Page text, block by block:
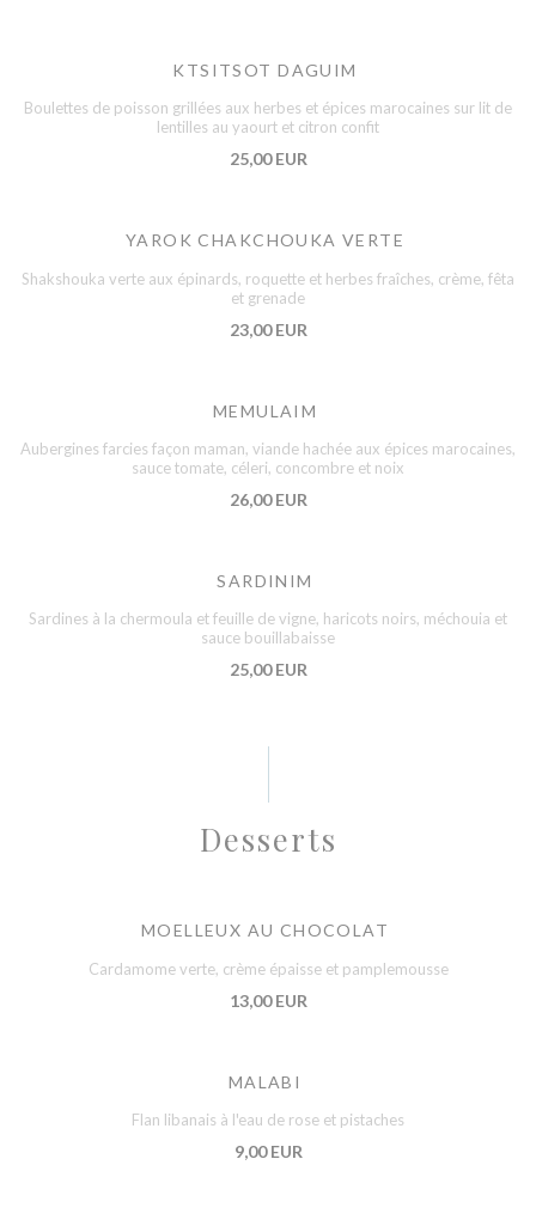
KTSITSOT DAGUIM
Boulettes de poisson grillées aux herbes et épices marocaines sur lit de
lentilles au yaourt et citron confit
25,00 EUR
YAROK CHAKCHOUKA VERTE
Shakshouka verte aux épinards, roquette et herbes fraîches, crème, fêta
et grenade
23,00 EUR
MEMULAIM
Aubergines farcies façon maman, viande hachée aux épices marocaines,
sauce tomate, céleri, concombre et noix
26,00 EUR
SARDINIM
Sardines à la chermoula et feuille de vigne, haricots noirs, méchouia et
sauce bouillabaisse
25,00 EUR
Desserts
MOELLEUX AU CHOCOLAT
Cardamome verte, crème épaisse et pamplemousse
13,00 EUR
MALABI
Flan libanais à l'eau de rose et pistaches
9,00 EUR